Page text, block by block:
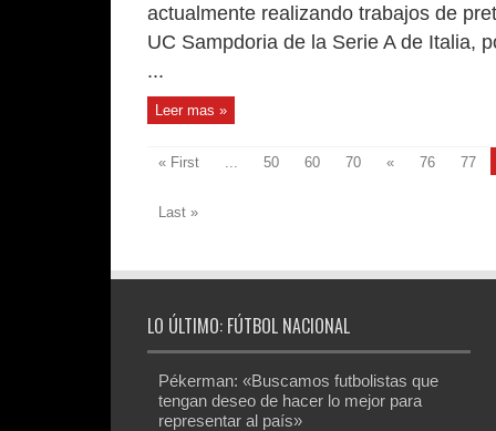
actualmente realizando trabajos de
UC Sampdoria de la Serie A de Italia,
...
Leer mas »
« First ... 50 60 70 « 76 77
Last »
LO ÚLTIMO: FÚTBOL NACIONAL
Pékerman: «Buscamos futbolistas que
tengan deseo de hacer lo mejor para
representar al país»